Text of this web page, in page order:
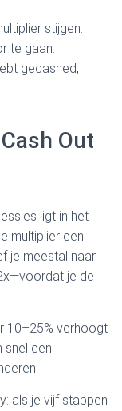
stijgen.
te gaan.
gecashed,
Out
ligt in het
multiplier een
je meestal naar
je de
10–25% verhoogt
snel een
als je vijf stappen